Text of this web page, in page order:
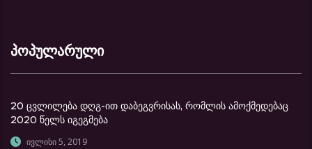
პოპულარული
20 ცვლილება დღგ-ით დაბეგვრისას, რომლის ამოქმედებაც
2020 წელს იგეგმება
ივლისი 5, 2019